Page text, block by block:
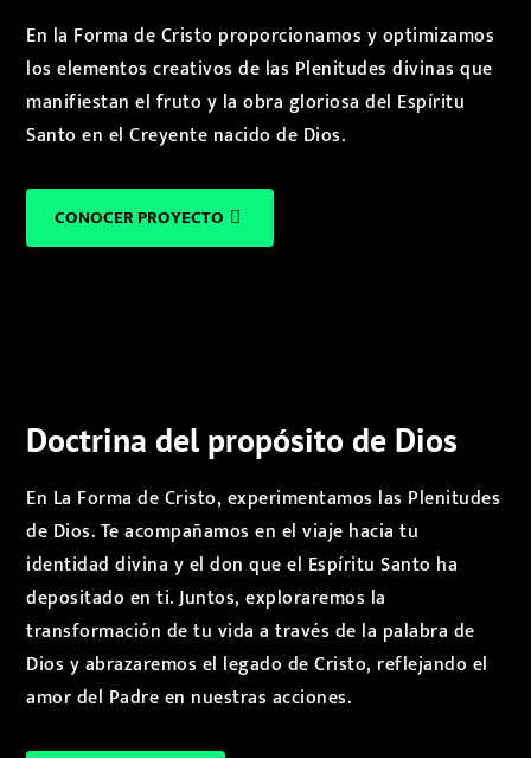
En la Forma de Cristo proporcionamos y optimizamos
los elementos creativos de las Plenitudes divinas que
manifiestan el fruto y la obra gloriosa del Espíritu
Santo en el Creyente nacido de Dios.
CONOCER PROYECTO
Doctrina del propósito de Dios
En La Forma de Cristo, experimentamos las Plenitudes
de Dios. Te acompañamos en el viaje hacia tu
identidad divina y el don que el Espíritu Santo ha
depositado en ti. Juntos, exploraremos la
transformación de tu vida a través de la palabra de
Dios y abrazaremos el legado de Cristo, reflejando el
amor del Padre en nuestras acciones.